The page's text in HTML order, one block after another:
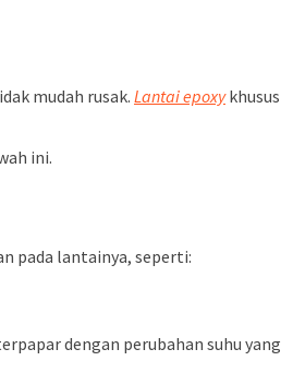
mudah rusak. Lantai epoxy khusus
ini.
pada lantainya, seperti:
dengan perubahan suhu yang